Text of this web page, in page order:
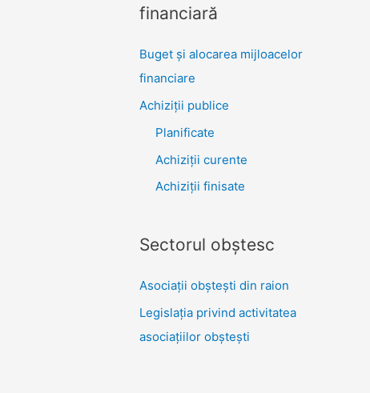
financiară
Buget și alocarea mijloacelor
financiare
Achiziţii publice
Planificate
Achiziții curente
Achiziții finisate
Sectorul obştesc
Asociaţii obşteşti din raion
Legislaţia privind activitatea
asociaţiilor obşteşti